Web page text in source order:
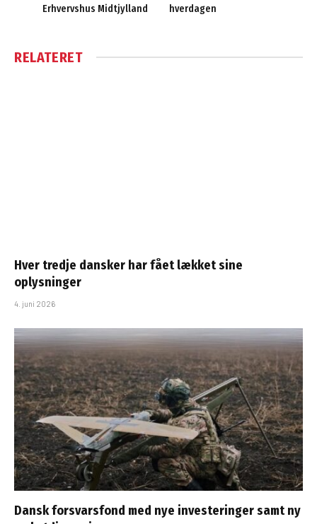
Erhvervshus Midtjylland
hverdagen
RELATERET
Hver tredje dansker har fået lækket sine
oplysninger
4. juni 2026
Dansk forsvarsfond med nye investeringer samt ny